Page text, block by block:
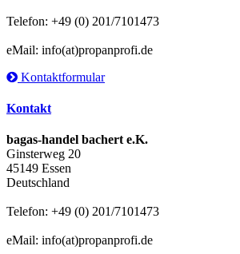
Telefon: +49 (0) 201/7101473
eMail: info(at)propanprofi.de
Kontaktformular
Kontakt
bagas-handel bachert e.K.
Ginsterweg 20
45149 Essen
Deutschland
Telefon: +49 (0) 201/7101473
eMail: info(at)propanprofi.de